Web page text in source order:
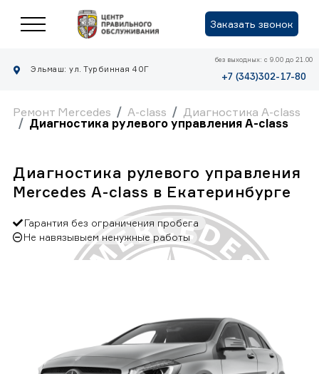
Заказать звонок
Эльмаш: ул. Турбинная 40Г
без выходных: с 9.00 до 21.00
+7 (343)302-17-80
Ремонт Mercedes A-class
Диагностика A-class
Диагностика рулевого управления A-class
Диагностика рулевого управления
Mercedes A-class в Екатеринбурге
Гарантия без ограничения пробега
Не навязывыем ненужные работы